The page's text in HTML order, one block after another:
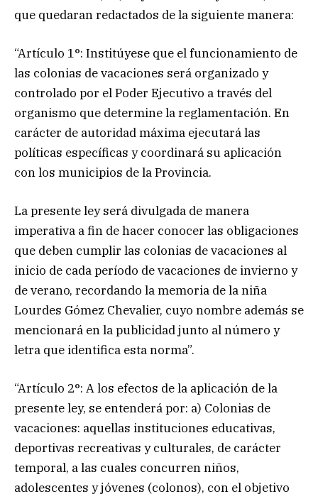
que quedaran redactados de la siguiente manera:
“Artículo 1°: Institúyese que el funcionamiento de
las colonias de vacaciones será organizado y
controlado por el Poder Ejecutivo a través del
organismo que determine la reglamentación. En
carácter de autoridad máxima ejecutará las
políticas específicas y coordinará su aplicación
con los municipios de la Provincia.
La presente ley será divulgada de manera
imperativa a fin de hacer conocer las obligaciones
que deben cumplir las colonias de vacaciones al
inicio de cada período de vacaciones de invierno y
de verano, recordando la memoria de la niña
Lourdes Gómez Chevalier, cuyo nombre además se
mencionará en la publicidad junto al número y
letra que identifica esta norma”.
“Artículo 2°: A los efectos de la aplicación de la
presente ley, se entenderá por: a) Colonias de
vacaciones: aquellas instituciones educativas,
deportivas recreativas y culturales, de carácter
temporal, a las cuales concurren niños,
adolescentes y jóvenes (colonos), con el objetivo